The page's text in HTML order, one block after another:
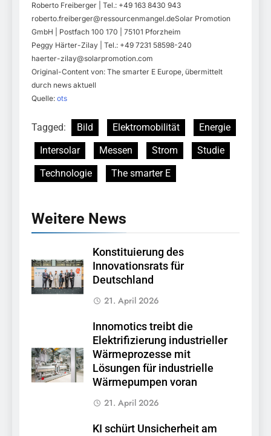
Roberto Freiberger | Tel.: +49 163 8430 943
roberto.freiberger@ressourcenmangel.deSolar Promotion
GmbH | Postfach 100 170 | 75101 Pforzheim
Peggy Härter-Zilay | Tel.: +49 7231 58598-240
haerter-zilay@solarpromotion.com
Original-Content von: The smarter E Europe, übermittelt
durch news aktuell
Quelle: ots
Tagged: Bild Elektromobilität
Energie
Intersolar
Messen Strom
Studie
Technologie
The smarter E
Weitere News
Konstituierung des
Innovationsrats für
Deutschland
21. April 2026
Innomotics treibt die
Elektrifizierung industrieller
Wärmeprozesse mit
Lösungen für industrielle
Wärmepumpen voran
21. April 2026
KI schürt Unsicherheit am